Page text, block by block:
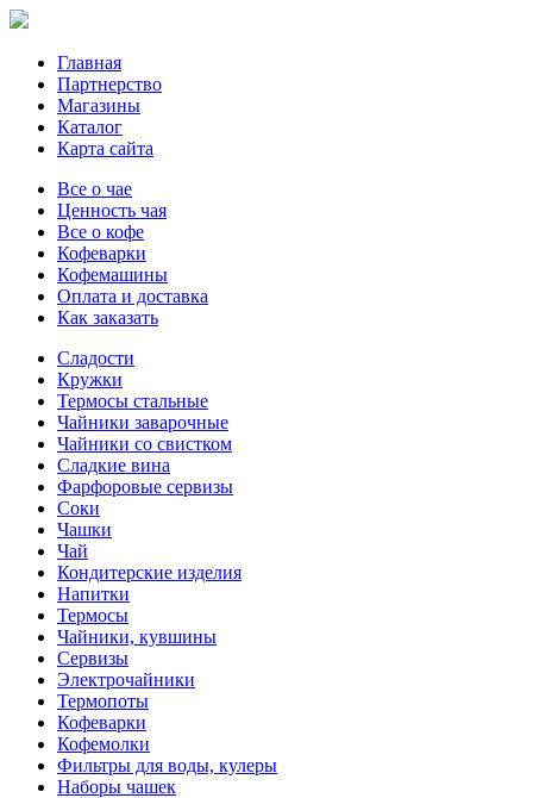
Главная
Партнерство
Магазины
Каталог
Карта сайта
Все о чае
Ценность чая
Все о кофе
Кофеварки
Кофемашины
Оплата и доставка
Как заказать
Сладости
Кружки
Термосы стальные
Чайники заварочные
Чайники со свистком
Сладкие вина
Фарфоровые сервизы
Соки
Чашки
Чай
Кондитерские изделия
Напитки
Термосы
Чайники, кувшины
Сервизы
Электрочайники
Термопоты
Кофеварки
Кофемолки
Фильтры для воды, кулеры
Наборы чашек